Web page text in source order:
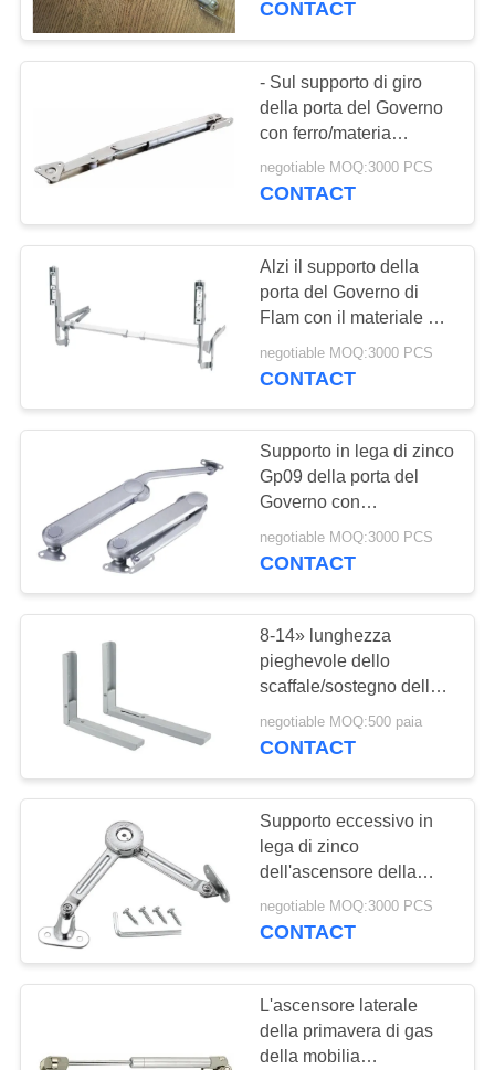
CONTACT
- Sul supporto di giro
della porta del Governo
con ferro/materia
plastica 60N/100N
negotiable MOQ:3000 PCS
CONTACT
Alzi il supporto della
porta del Governo di
Flam con il materiale del
ferro della plastica della
lega di alluminio
negotiable MOQ:3000 PCS
CONTACT
Supporto in lega di zinco
Gp09 della porta del
Governo con
nichel/rivestimento
cromato
negotiable MOQ:3000 PCS
CONTACT
8-14» lunghezza
pieghevole dello
scaffale/sostegno della
parete di sostegno della
porta del Governo
negotiable MOQ:500 paia
CONTACT
Supporto eccessivo in
lega di zinco
dell'ascensore della
porta del Governo di
giro, soggiorni idraulici
negotiable MOQ:3000 PCS
CONTACT
L'ascensore laterale
della primavera di gas
della mobilia